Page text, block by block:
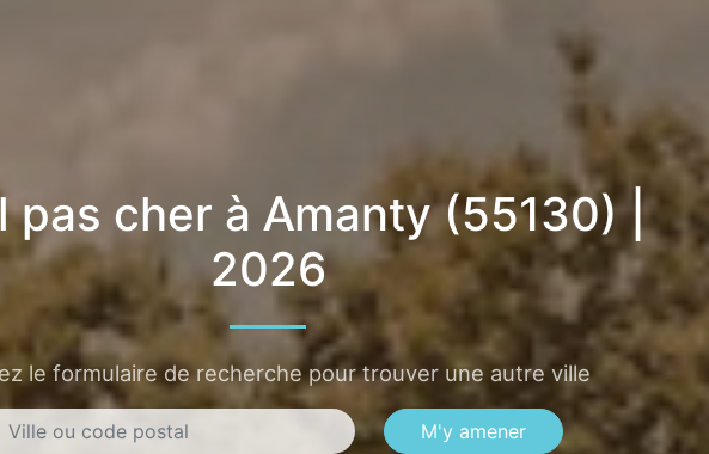
pas cher à Amanty (55130) |
2026
le formulaire de recherche pour trouver une autre ville
M'y amener